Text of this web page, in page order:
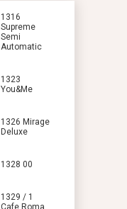
1316
Supreme
Semi
Automatic
1323
You&Me
1326 Mirage
Deluxe
1328 00
1329 / 1
Cafe Roma